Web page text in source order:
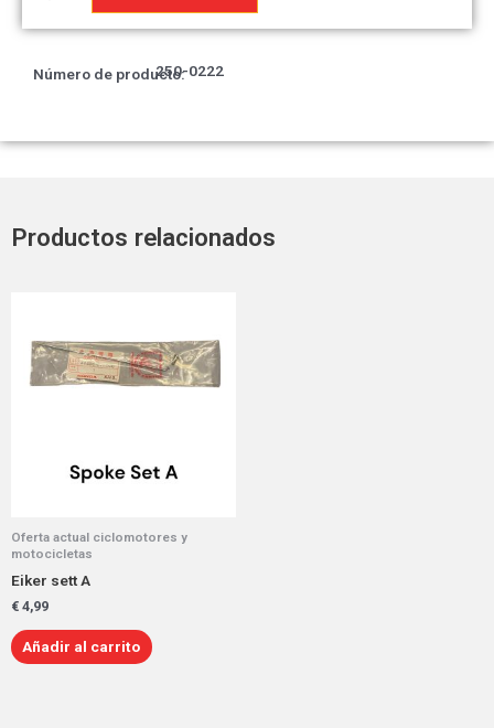
R
Número de producto:250-0222
Productos relacionados
Oferta actual ciclomotores y
motocicletas
Eiker sett A
€ 4,99
Añadir al carrito